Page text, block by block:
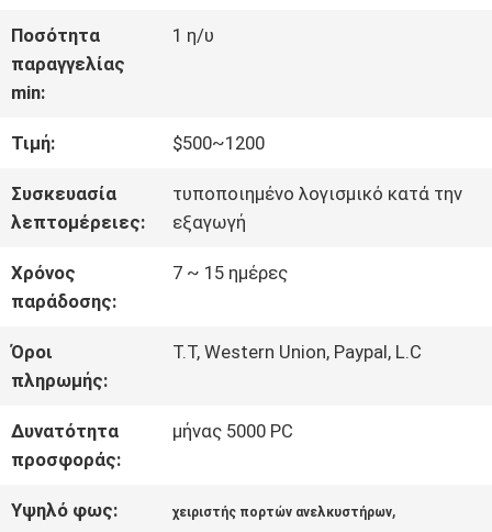
ΠΟΙΟΤΙΚΌΣ
ΈΛΕΓΧΟΣ
ΜΑΣ
ΕΛΆΤΕ
ΣΕ
ΕΠΑΦΉ
ΜΕ
ΕΙΔΉΣΕΙΣ
Ποσότητα
παραγγελίας
min:
1 η/υ
Τιμή: $500~1200
Συσκευασία
λεπτομέρειες:
τυποποιημένο λογισμικό κατά την
εξαγωγή
Χρόνος
παράδοσης:
7 ~ 15 ημέρες
Όροι
πληρωμής:
T.T, Western Union, Paypal, L.C
Δυνατότητα
προσφοράς:
μήνας 5000 PC
Υψηλό φως: χειριστής πορτών ανελκυστήρων,